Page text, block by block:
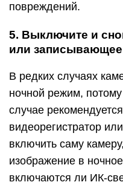
повреждений.
5. Выключите и
или записывающее
В редких случаях
ночной режим,
случае
видеорегистратор
включить саму
изображение в
включаются ли ИК-